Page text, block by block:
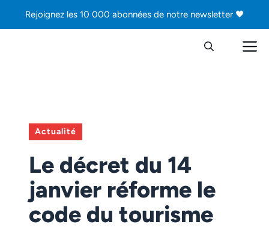
Rejoignez les 10 000 abonnées de notre newsletter 🖤
Actualité
Le décret du 14
janvier réforme le
code du tourisme